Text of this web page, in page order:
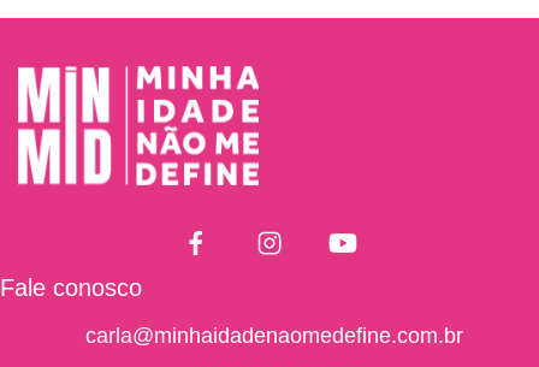
Fale conosco
carla@minhaidadenaomedefine.com.br